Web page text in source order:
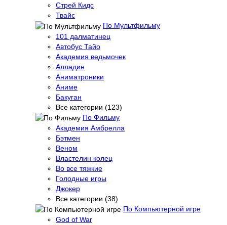
Стрей Кидс
Твайс
По Мультфильму
101 далматинец
Автобус Тайо
Академия ведьмочек
Алладин
Аниматроники
Аниме
Бакуган
Все категории (123)
По Фильму
Академия Амбрелла
Бэтмен
Веном
Властелин колец
Во все тяжкие
Голодные игры
Джокер
Все категории (38)
По Компьютерной игре
God of War